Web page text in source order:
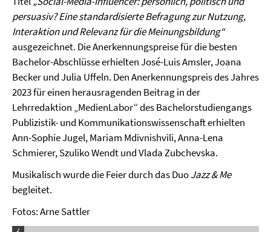
persuasiv? Eine standardisierte Befragung zur Nutzung,
Interaktion und Relevanz für die Meinungsbildung“
ausgezeichnet. Die Anerkennungspreise für die besten
Bachelor-Abschlüsse erhielten José-Luis Amsler, Joana
Becker und Julia Uffeln. Den Anerkennungspreis des Jahres
2023 für einen herausragenden Beitrag in der
Lehrredaktion „MedienLabor“ des Bachelorstudiengangs
Publizistik- und Kommunikationswissenschaft erhielten
Ann-Sophie Jugel, Mariam Mdivnishvili, Anna-Lena
Schmierer, Szuliko Wendt und Vlada Zubchevska.
Musikalisch wurde die Feier durch das DuoJazz & Me
begleitet.
Fotos: Arne Sattler